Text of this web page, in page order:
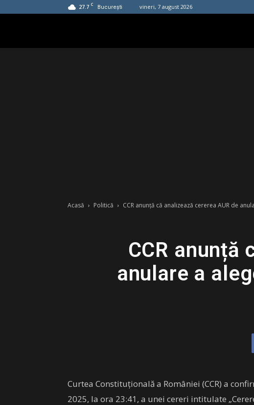
27.7 C București vineri, 7 august 2026
Acasă Politică CCR anunță că analizează cererea AUR de
CCR anunță
anulare a
Curtea Constituțională a României (CCR) a
2025, la ora 23:41, a unei cereri intitulate